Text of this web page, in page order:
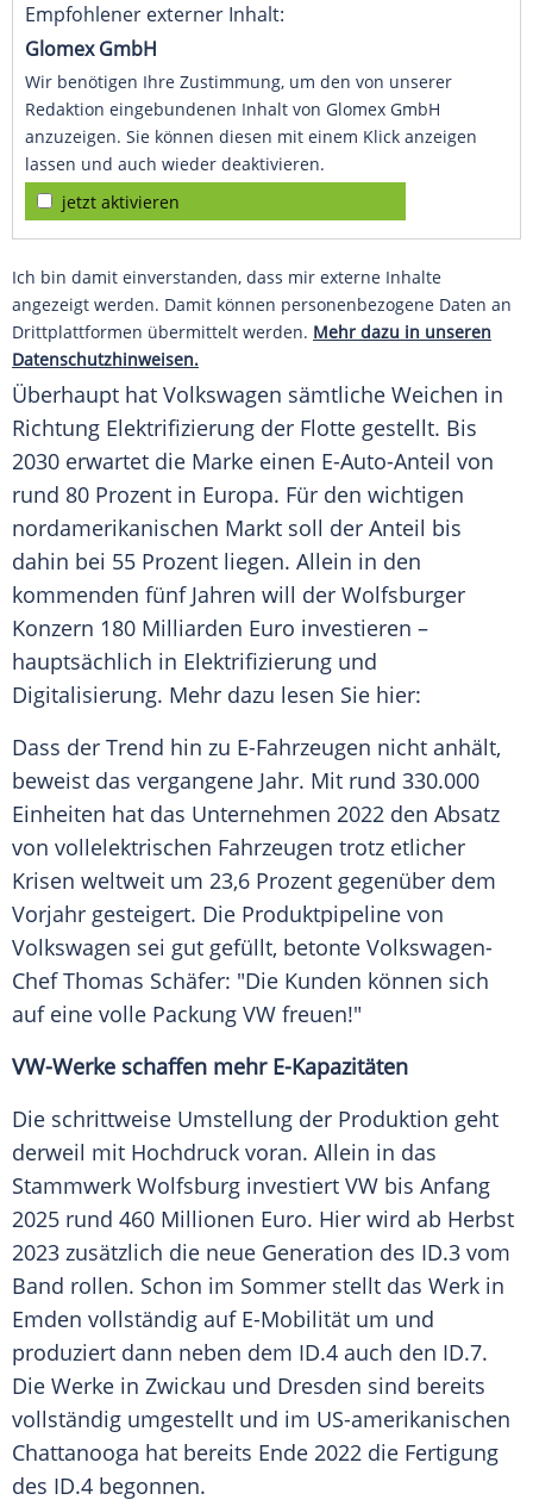
Empfohlener externer Inhalt:
Glomex GmbH
Wir benötigen Ihre Zustimmung, um den von unserer
Redaktion eingebundenen Inhalt von Glomex GmbH
anzuzeigen. Sie können diesen mit einem Klick anzeigen
lassen und auch wieder deaktivieren.
jetzt aktivieren
Ich bin damit einverstanden, dass mir externe Inhalte
angezeigt werden. Damit können personenbezogene Daten an
Drittplattformen übermittelt werden. Mehr dazu in unseren
Datenschutzhinweisen.
Überhaupt hat Volkswagen sämtliche Weichen in
Richtung Elektrifizierung der Flotte gestellt. Bis
2030 erwartet die Marke einen E-Auto-Anteil von
rund 80 Prozent in Europa. Für den wichtigen
nordamerikanischen Markt soll der Anteil bis
dahin bei 55 Prozent liegen. Allein in den
kommenden fünf Jahren will der Wolfsburger
Konzern 180 Milliarden Euro investieren –
hauptsächlich in Elektrifizierung und
Digitalisierung. Mehr dazu lesen Sie hier:
Dass der Trend hin zu E-Fahrzeugen nicht anhält,
beweist das vergangene Jahr. Mit rund 330.000
Einheiten hat das Unternehmen 2022 den Absatz
von vollelektrischen Fahrzeugen trotz etlicher
Krisen weltweit um 23,6 Prozent gegenüber dem
Vorjahr gesteigert. Die Produktpipeline von
Volkswagen sei gut gefüllt, betonte Volkswagen-
Chef Thomas Schäfer: "Die Kunden können sich
auf eine volle Packung VW freuen!"
VW-Werke schaffen mehr E-Kapazitäten
Die schrittweise Umstellung der Produktion geht
derweil mit Hochdruck voran. Allein in das
Stammwerk Wolfsburg investiert VW bis Anfang
2025 rund 460 Millionen Euro. Hier wird ab Herbst
2023 zusätzlich die neue Generation des ID.3 vom
Band rollen. Schon im Sommer stellt das Werk in
Emden vollständig auf E-Mobilität um und
produziert dann neben dem ID.4 auch den ID.7.
Die Werke in Zwickau und Dresden sind bereits
vollständig umgestellt und im US-amerikanischen
Chattanooga hat bereits Ende 2022 die Fertigung
des ID.4 begonnen.